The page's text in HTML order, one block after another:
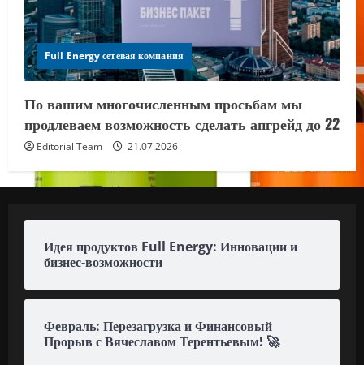
Full Energy сетевая компания
По вашим многочисленным просьбам мы
продлеваем возможность сделать апгрейд до 22
Editorial Team 21.07.2026
Идея продуктов Full Energy: Инновации и
бизнес-возможности
Февраль: Перезагрузка и Финансовый
Прорыв с Вячеславом Терентьевым! 🚀